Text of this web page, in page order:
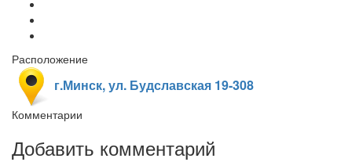
Расположение
г.Минск, ул. Будславская 19-308
Комментарии
Добавить комментарий